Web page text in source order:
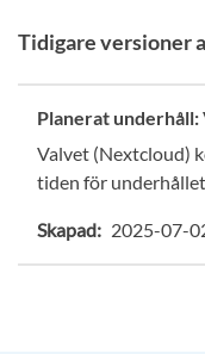
Tidigare versioner
Planerat
Valvet (Nextcloud)
tiden för
Skapad: 2025-07-